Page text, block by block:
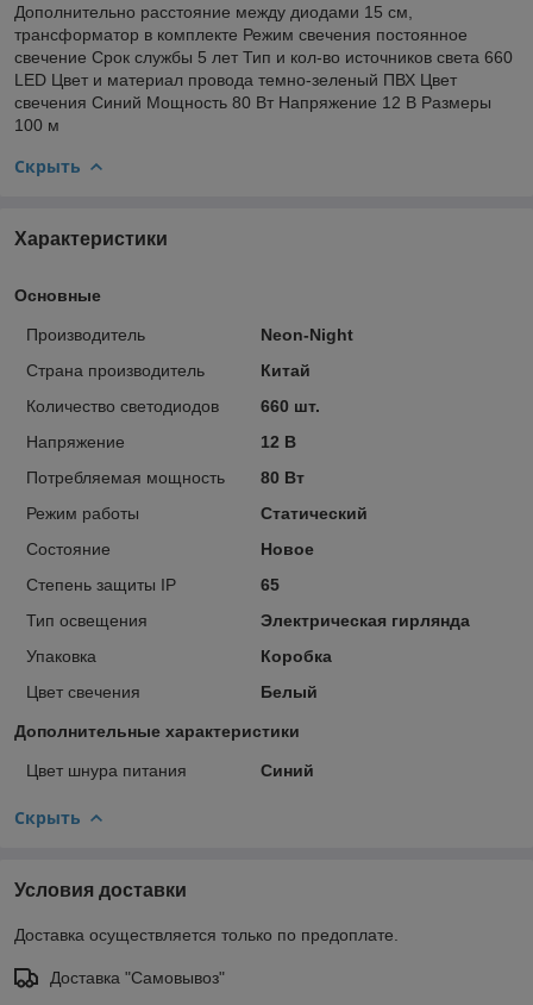
Дополнительно расстояние между диодами 15 см,
трансформатор в комплекте Режим свечения постоянное
свечение Срок службы 5 лет Тип и кол-во источников света 660
LED Цвет и материал провода темно-зеленый ПВХ Цвет
свечения Синий Мощность 80 Вт Напряжение 12 В Размеры
100 м
Скрыть
Характеристики
Основные
Производитель
Neon-Night
Страна производитель
Китай
Количество светодиодов
660 шт.
Напряжение
12 В
Потребляемая мощность
80 Вт
Режим работы
Статический
Состояние
Новое
Степень защиты IP
65
Тип освещения
Электрическая гирлянда
Упаковка
Коробка
Цвет свечения
Белый
Дополнительные характеристики
Цвет шнура питания Синий
Скрыть
Условия доставки
Доставка осуществляется только по предоплате.
Доставка "Самовывоз"